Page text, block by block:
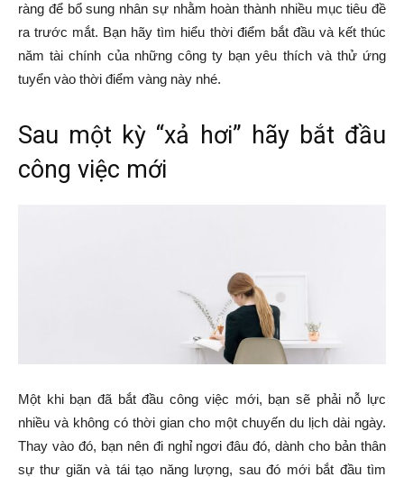
ràng để bổ sung nhân sự nhằm hoàn thành nhiều mục tiêu đề
ra trước mắt. Bạn hãy tìm hiểu thời điểm bắt đầu và kết thúc
năm tài chính của những công ty bạn yêu thích và thử ứng
tuyển vào thời điểm vàng này nhé.
Sau một kỳ “xả hơi” hãy bắt đầu
công việc mới
Một khi bạn đã bắt đầu công việc mới, bạn sẽ phải nỗ lực
nhiều và không có thời gian cho một chuyến du lịch dài ngày.
Thay vào đó, bạn nên đi nghỉ ngơi đâu đó, dành cho bản thân
sự thư giãn và tái tạo năng lượng, sau đó mới bắt đầu tìm